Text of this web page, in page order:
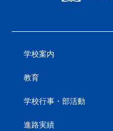
学校案内
教育
学校行事・部活動
進路実績